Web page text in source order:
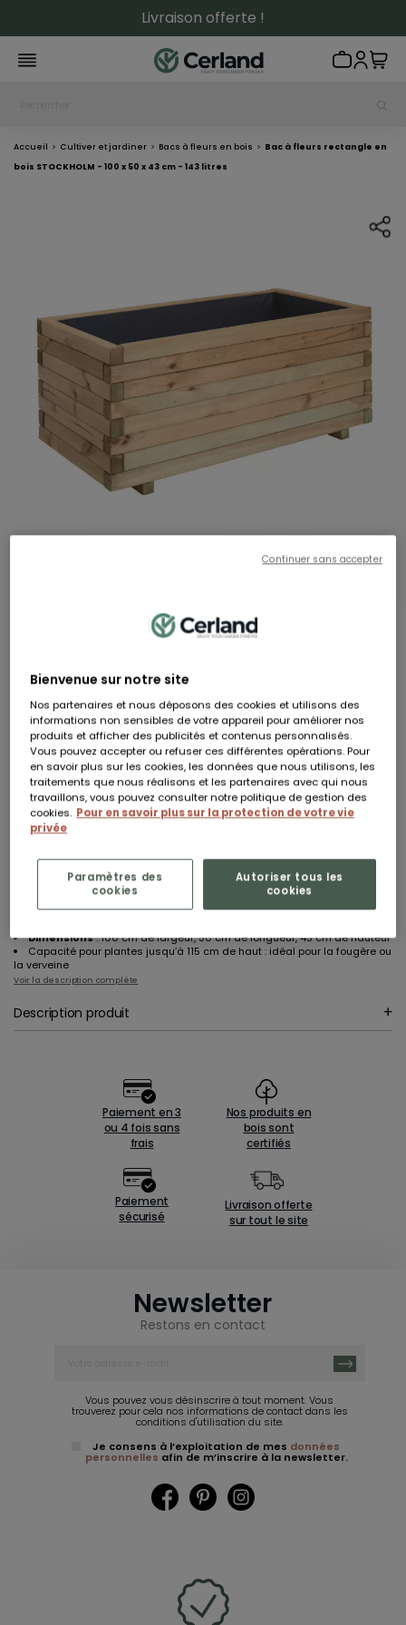
Livraison offerte !
Accueil Cultiver et jardiner Bacs à fleurs en bois
Bac à fleurs rectangle en
bois STOCKHOLM - 100 x 50 x 43 cm - 143 litres
STOCKHOLM
Hauteur Largeur
100 cm
Longueur
50 cm
149,90 €
Dont 0,80 € d'éco-participation
Livraison à domicile sous 5 jours ouvrés
Vous êtes professionnel ?
Inscrivez-vous pour accéder à nos conditions préférentielles. Plus d’informations
Design simple et épuréavec lamelles de pin européen certifié PEFC
Dimensions: 100 cm de largeur, 50 cm de longueur, 43 cm de hauteur
Capacité pour plantes jusqu’à 115 cm de haut : idéal pour la fougère ou
la verveine
Voir la description complète
Description produit
Paiement en 3
ou 4 fois sans
frais
Nos produits en
bois sont
certifiés
Paiement
sécurisé
Livraison offerte
sur tout le site
Newsletter
Restons en contact
Vous pouvez vous désinscrire à tout moment. Vous
trouverez pour cela nos informations de contact dans les
conditions d'utilisation du site.
Je consens à l’exploitation de mes données
personnelles afin de m’inscrire à la newsletter.
FacebookPinterest
Bienvenue sur notre site
Nos partenaires et nous déposons des cookies et utilisons des
informations non sensibles de votre appareil pour améliorer nos
produits et afficher des publicités et contenus personnalisés.
Vous pouvez accepter ou refuser ces différentes opérations. Pour
en savoir plus sur les cookies, les données que nous utilisons, les
traitements que nous réalisons et les partenaires avec qui nous
travaillons, vous pouvez consulter notre politique de gestion des
cookies. Pour en savoir plus sur la protection de votre vie
privée
Autoriser tous les
cookies
Paramètres des
cookies
Continuer sans accepter